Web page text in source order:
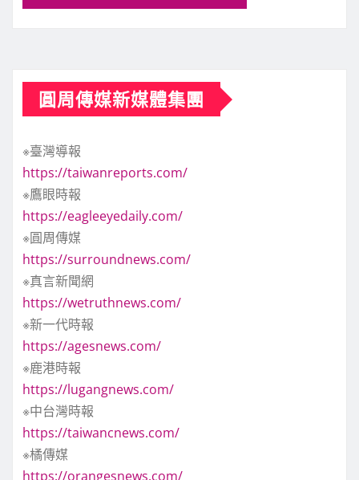
圓周傳媒新媒體集團
※臺灣導報
https://taiwanreports.com/
※鷹眼時報
https://eagleeyedaily.com/
※圓周傳媒
https://surroundnews.com/
※真言新聞網
https://wetruthnews.com/
※新一代時報
https://agesnews.com/
※鹿港時報
https://lugangnews.com/
※中台灣時報
https://taiwancnews.com/
※橘傳媒
https://orangesnews.com/